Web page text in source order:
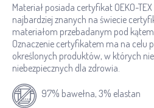
Materiał posiada certyfikat OEKO-
najbardziej znanych na świecie
materiałom przebadanym pod
Oznaczenie certyfikatem ma na celu
określonych produktów, w których
niebezpiecznych dla zdrowia.
97% bawełna, 3% elastan